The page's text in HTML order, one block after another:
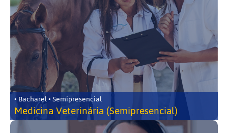
• Bacharel • Semipresencial
Medicina Veterinária (Semipresencial)